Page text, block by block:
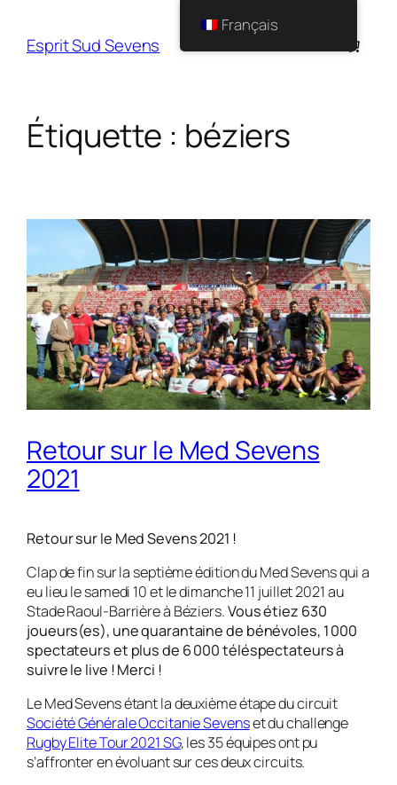
Esprit Sud Sevens
Étiquette : béziers
Retour sur le Med Sevens
2021
Retour sur le Med Sevens 2021 !
Clap de fin sur la septième édition du Med Sevens qui a
eu lieu le samedi 10 et le dimanche 11 juillet 2021 au
Stade Raoul-Barrière à Béziers.Vous étiez 630
joueurs(es), une quarantaine de bénévoles, 1 000
spectateurs et plus de 6 000 téléspectateurs à
suivre le live !Merci !
Le Med Sevens étant la deuxième étape du circuit
Société Générale Occitanie Sevenset du challenge
Rugby Elite Tour 2021 SG, les 35 équipes ont pu
s’affronter en évoluant sur ces deux circuits.
Français